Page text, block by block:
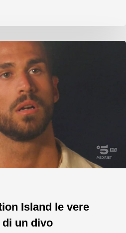
Island le vere
un divo